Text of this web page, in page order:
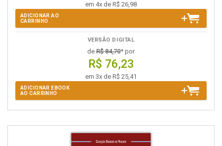
em 4x de R$ 26,98
ADICIONAR AO
CARRINHO
VERSÃO DIGITAL
de R$ 84,70* por
R$ 76,23
em 3x de R$ 25,41
ADICIONAR EBOOK
AO CARRINHO